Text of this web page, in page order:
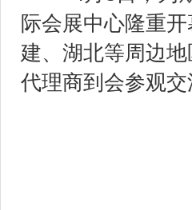
际会展中心隆重
建、湖北等周边
代理商到会参观